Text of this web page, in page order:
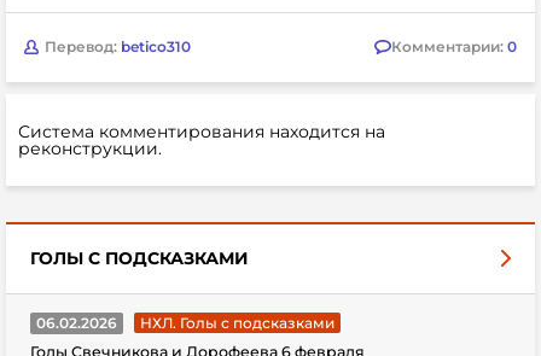
Перевод: betico310 Комментарии: 0
Система комментирования находится на
реконструкции.
ГОЛЫ С ПОДСКАЗКАМИ
06.02.2026
НХЛ. Голы с подсказками
Голы Свечникова и Дорофеева 6 февраля